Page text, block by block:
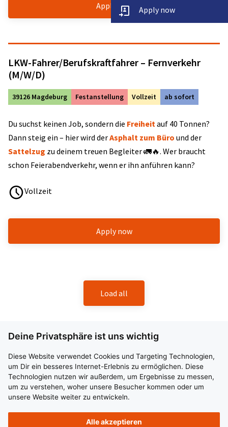
Deine Privatsphäre ist uns wichtig
Diese Website verwendet Cookies und Targeting Technologien,
um Dir ein besseres Internet-Erlebnis zu ermöglichen. Diese
Technologien nutzen wir außerdem, um Ergebnisse zu messen,
um zu verstehen, woher unsere Besucher kommen oder um
unsere Website weiter zu entwickeln.
Alle akzeptieren
Apply now
Apply now
LKW-Fahrer/Berufskraftfahrer – Fernverkehr
(M/W/D)
39126 Magdeburg Festanstellung Vollzeit ab sofort
Du suchst keinen Job, sondern die Freiheitauf 40 Tonnen?
Dann steig ein – hier wird derAsphalt zum Büro und der
Sattelzug zu deinem treuen Begleiter 🚛🔥. Wer braucht
schon Feierabendverkehr, wenn er ihn anführen kann?
Vollzeit
Apply now
Load all
LKW – Fahrer / Berufskraftfahrer (m/w/d) in der
Nachtschicht
39124 Magdeburg Festanstellung Vollzeit ab sofort
Ihre Chance in der Nachtschicht – Sicher unterwegs im